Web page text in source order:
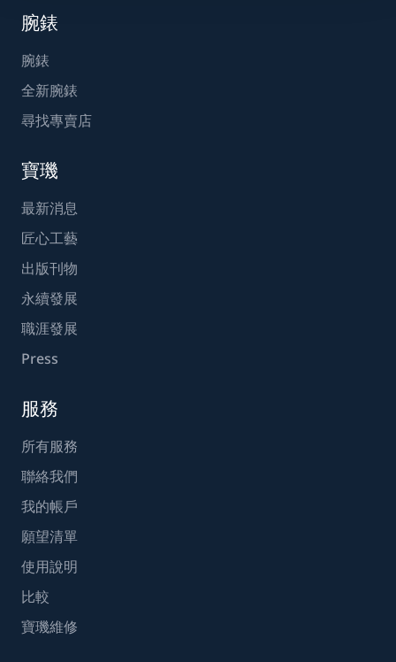
腕錶
腕錶
全新腕錶
尋找專賣店
寶璣
最新消息
匠心工藝
出版刊物
永續發展
職涯發展
Press
服務
所有服務
聯絡我們
我的帳戶
願望清單
使用說明
比較
寶璣維修